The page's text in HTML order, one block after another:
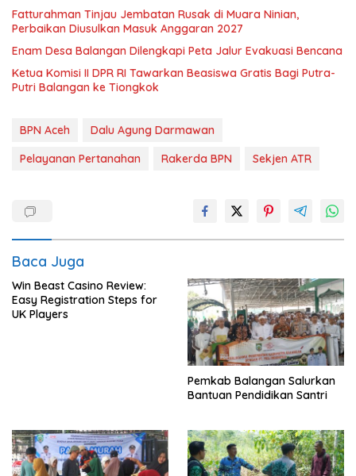
Fatturahman Tinjau Jembatan Rusak di Muara Ninian,
Perbaikan Diusulkan Masuk Anggaran 2027
Enam Desa Balangan Dilengkapi Peta Jalur Evakuasi Bencana
Ketua Komisi II DPR RI Tawarkan Beasiswa Gratis Bagi Putra-
Putri Balangan ke Tiongkok
BPN Aceh
Dalu Agung Darmawan
Pelayanan Pertanahan
Rakerda BPN Sekjen ATR
Baca Juga
Win Beast Casino Review:
Easy Registration Steps for
UK Players
Pemkab Balangan Salurkan
Bantuan Pendidikan Santri